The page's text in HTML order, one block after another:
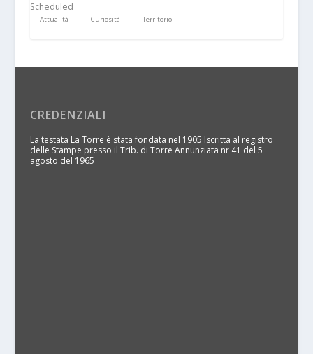
Scheduled
Attualità Curiosità Territorio
CREDENZIALI
La testata La Torre è stata fondata nel 1905 Iscritta al registro
delle Stampe presso il Trib. di Torre Annunziata nr 41 del 5
agosto del 1965